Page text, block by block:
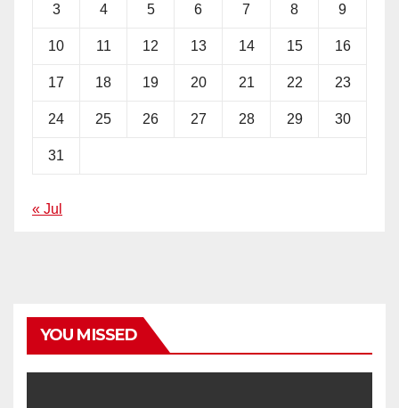
3 4 5 6 7 8 9
10 11 12 13 14 15 16
17 18 19 20 21 22 23
24 25 26 27 28 29 30
31
« Jul
YOU MISSED